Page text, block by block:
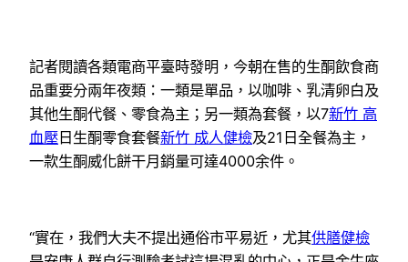
記者閱讀各類電商平臺時發明，今朝在售的生酮飲食商
品重要分兩年夜類：一類是單品，以咖啡、乳清卵白及
其他生酮代餐、零食為主；另一類為套餐，以7新竹 高
血壓日生酮零食套餐新竹 成人健檢及21日全餐為主，
一款生酮威化餅干月銷量可達4000余件。
“實在，我們大夫不提出通俗市平易近，尤其供膳健檢